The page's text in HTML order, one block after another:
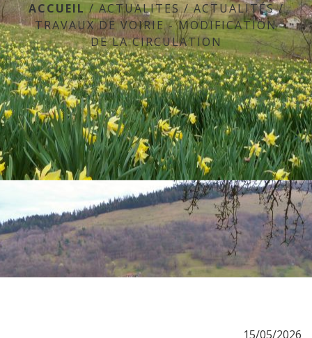
ACCUEIL / ACTUALITES/ACTUALITÉS/
TRAVAUX DE VOIRIE - MODIFICATION
DE LA CIRCULATION
15/05/2026